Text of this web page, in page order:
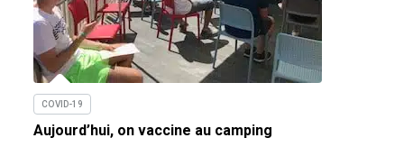
COVID-19
Aujourd’hui, on vaccine au camping